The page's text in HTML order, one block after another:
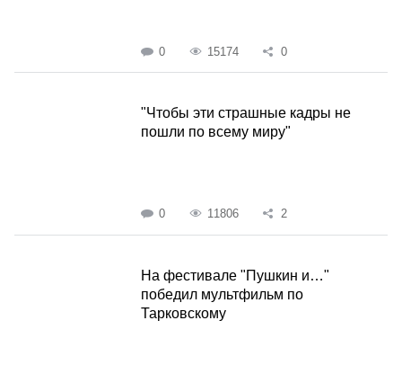
0 15174 0
"Чтобы эти страшные кадры не
пошли по всему миру"
0 11806 2
На фестивале "Пушкин и…"
победил мультфильм по
Тарковскому